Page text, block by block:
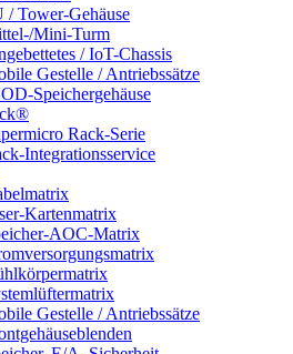
/ Tower-Gehäuse
Mini-Turm
/ IoT-Chassis
Gestelle / Antriebssätze
Speichergehäuse
Rack-Serie
Integrationsservice
Kartenmatrix
AOC-Matrix
Gestelle / Antriebssätze